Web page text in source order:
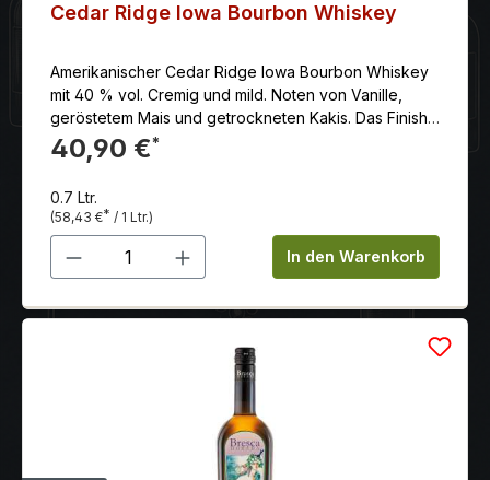
Cedar Ridge Iowa Bourbon Whiskey
Amerikanischer Cedar Ridge Iowa Bourbon Whiskey
mit 40 % vol. Cremig und mild. Noten von Vanille,
geröstetem Mais und getrockneten Kakis. Das Finish
ist sauber, kurz bis mittellang, mit einem Hauch von
würziger Eiche.
40,90 €*
0.7 Ltr.
(58,43 €* / 1 Ltr.)
Produkt Anzahl: Gib denIn den Warenkorb